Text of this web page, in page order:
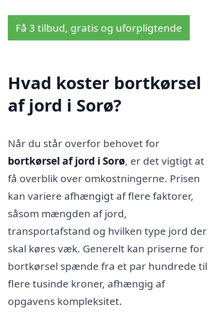
Få 3 tilbud, gratis og uforpligtende
Hvad koster bortkørsel
af jord i Sorø?
Når du står overfor behovet for
bortkørsel af jord i Sorø, er det vigtigt at
få overblik over omkostningerne. Prisen
kan variere afhængigt af flere faktorer,
såsom mængden af jord,
transportafstand og hvilken type jord der
skal køres væk. Generelt kan priserne for
bortkørsel spænde fra et par hundrede til
flere tusinde kroner, afhængig af
opgavens kompleksitet.